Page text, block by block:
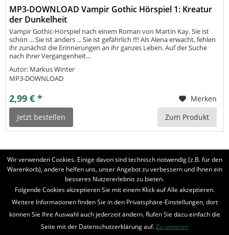
MP3-DOWNLOAD Vampir Gothic Hörspiel 1: Kreatur
der Dunkelheit
Vampir Gothic-Hörspiel nach einem Roman von Martin Kay. Sie ist
schön ... Sie ist anders ... Sie ist gefährlich !!!! Als Alena erwacht, fehlen
ihr zunächst die Erinnerungen an ihr ganzes Leben. Auf der Suche
nach ihrer Vergangenheit...
Autor: Markus Winter
MP3-DOWNLOAD
2,99 € *
Merken
Jetzt bestellen
Zum Produkt
BELIEBTE SERIEN
UNSER SHOP
Wir verwenden Cookies. Einige davon sind technisch notwendig (z.B. für den
Warenkorb), andere helfen uns, unser Angebot zu verbessern und Ihnen ein
besseres Nutzererlebnis zu bieten.
Folgende Cookies akzeptieren Sie mit einem Klick auf Alle akzeptieren.
Weitere Informationen finden Sie in den Privatsphäre-Einstellungen, dort
können Sie Ihre Auswahl auch jederzeit ändern. Rufen Sie dazu einfach die
Seite mit der Datenschutzerklärung auf.Zu unseren